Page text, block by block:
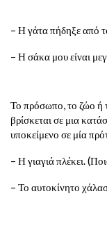
– Η γάτα πήδηξε από
– Η σάκα μου είναι
Το πρόσωπο, το ζώο ή
βρίσκεται σε μια
υποκείμενο σε μία
– Η γιαγιά πλέκει.
– Το αυτοκίνητο